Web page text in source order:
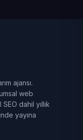
ajansı.
web
dahil yıllık
yayına